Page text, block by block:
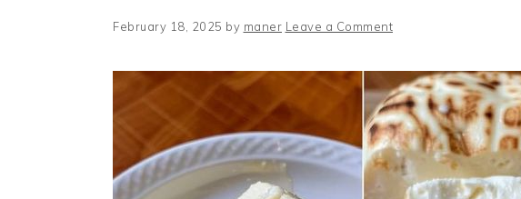
February 18, 2025 by maner Leave a Comment